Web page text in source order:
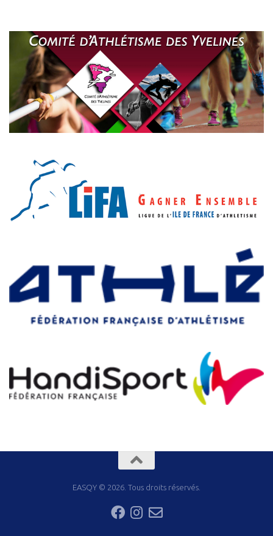
EASQY © 2026. Tous droits réservés.